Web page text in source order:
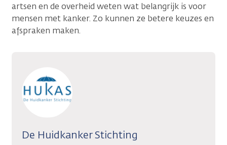
artsen en de overheid weten wat belangrijk is voor
mensen met kanker. Zo kunnen ze betere keuzes en
afspraken maken.
De Huidkanker Stichting